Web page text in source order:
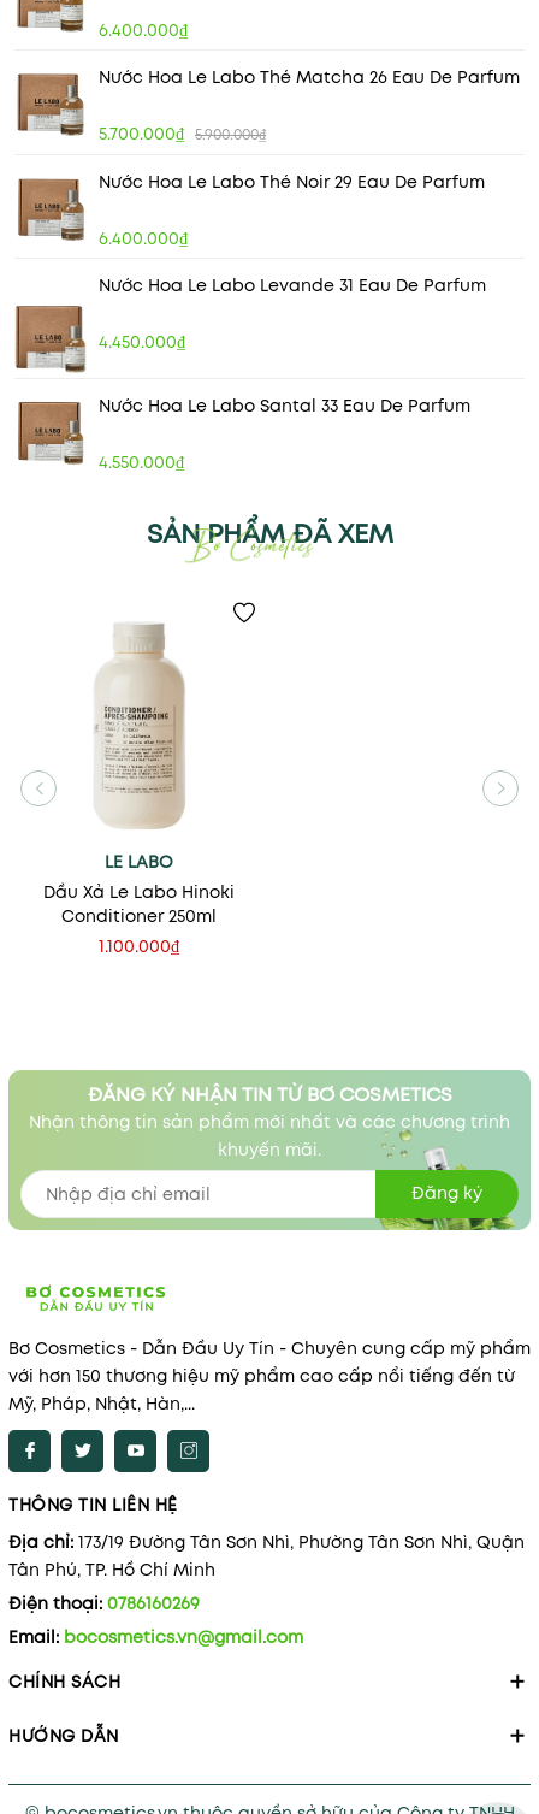
6.400.000₫
Nước Hoa Le Labo Thé Matcha 26 Eau De Parfum
5.700.000₫ 5.900.000₫
Nước Hoa Le Labo Thé Noir 29 Eau De Parfum
6.400.000₫
Nước Hoa Le Labo Levande 31 Eau De Parfum
4.450.000₫
Nước Hoa Le Labo Santal 33 Eau De Parfum
4.550.000₫
SẢN PHẨM ĐÃ XEM
LE LABO
Dầu Xả Le Labo Hinoki
Conditioner 250ml
1.100.000₫
ĐĂNG KÝ NHẬN TIN TỪ BƠ COSMETICS
Nhận thông tin sản phẩm mới nhất và các chương trình
khuyến mãi.
Đăng ký
Bơ Cosmetics - Dẫn Đầu Uy Tín - Chuyên cung cấp mỹ phẩm
với hơn 150 thương hiệu mỹ phẩm cao cấp nổi tiếng đến từ
Mỹ, Pháp, Nhật, Hàn,...
THÔNG TIN LIÊN HỆ
Địa chỉ: 173/19 Đường Tân Sơn Nhì, Phường Tân Sơn Nhì, Quận
Tân Phú, TP. Hồ Chí Minh
Điện thoại: 0786160269
Email: bocosmetics.vn@gmail.com
CHÍNH SÁCH
HƯỚNG DẪN